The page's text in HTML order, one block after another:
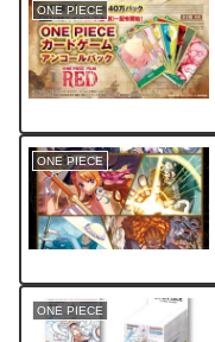
ONE PIECE
ONE PIECE
ONE PIECE